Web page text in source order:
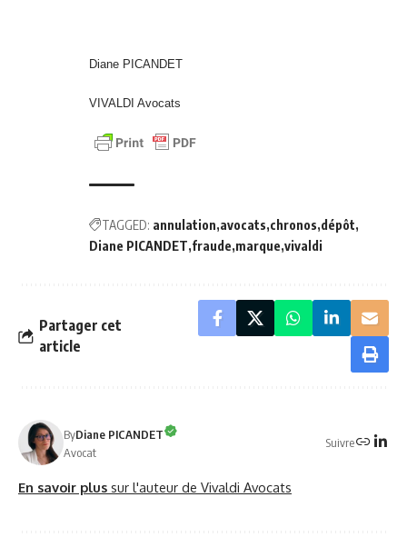
Diane PICANDET
VIVALDI Avocats
TAGGED: annulation avocats chronos dépôt
Diane PICANDET fraude marque vivaldi
Partager cet
article
ByDiane PICANDET
Avocat
Suivre
En savoir plus sur l'auteur de Vivaldi Avocats